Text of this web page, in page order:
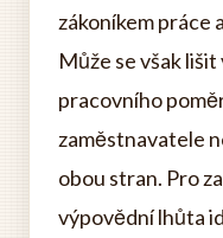
zákoníkem práce
Může se však
pracovního
zaměstnavatele
obou stran. Pro
výpovědní lhůta